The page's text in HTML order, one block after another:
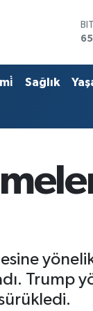
Sağlık
Trump